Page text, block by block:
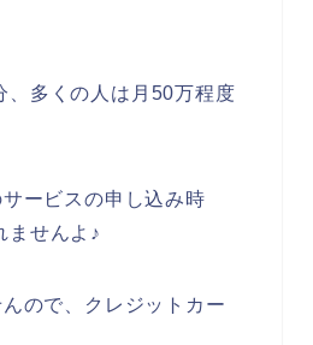
、多くの人は月50万程度
ービスの申し込み時
ませんよ♪
ので、クレジットカー